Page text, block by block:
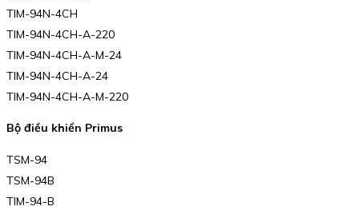
TIM-94N-4CH
TIM-94N-4CH-A-220
TIM-94N-4CH-A-M-24
TIM-94N-4CH-A-24
TIM-94N-4CH-A-M-220
Bộ điều khiển Primus
TSM-94
TSM-94B
TIM-94-B